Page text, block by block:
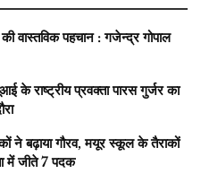
वास्तविक पहचान : गजेन्द्र गोपाल
के राष्ट्रीय प्रवक्ता पारस गुर्जर का
ने बढ़ाया गौरव, मयूर स्कूल के तैराकों
में जीते 7 पदक